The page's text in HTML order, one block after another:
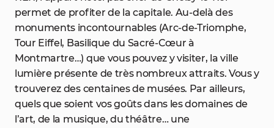
permet de profiter de la capitale. Au-delà des
monuments incontournables (Arc-de-Triomphe,
Tour Eiffel, Basilique du Sacré-Cœur à
Montmartre…) que vous pouvez y visiter, la ville
lumière présente de très nombreux attraits. Vous y
trouverez des centaines de musées. Par ailleurs,
quels que soient vos goûts dans les domaines de
l’art, de la musique, du théâtre… une